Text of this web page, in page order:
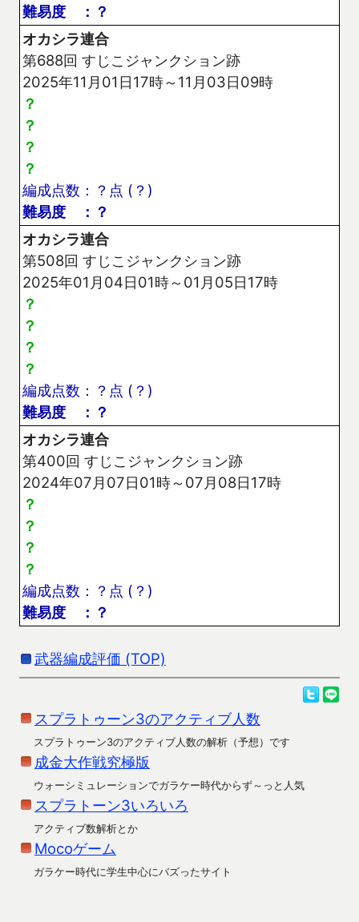
難易度 ：？
オカシラ連合
第688回 すじこジャンクション跡
2025年11月01日17時～11月03日09時
？
？
？
？
編成点数：？点 (？)
難易度 ：？
オカシラ連合
第508回 すじこジャンクション跡
2025年01月04日01時～01月05日17時
？
？
？
？
編成点数：？点 (？)
難易度 ：？
オカシラ連合
第400回 すじこジャンクション跡
2024年07月07日01時～07月08日17時
？
？
？
？
編成点数：？点 (？)
難易度 ：？
武器編成評価 (TOP)
スプラトゥーン3のアクティブ人数
スプラトゥーン3のアクティブ人数の解析（予想）です
成金大作戦究極版
ウォーシミュレーションでガラケー時代からず～っと人気
スプラトーン3いろいろ
アクティブ数解析とか
Mocoゲーム
ガラケー時代に学生中心にバズったサイト